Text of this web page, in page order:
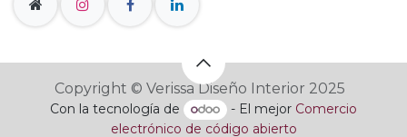
Copyright © Verissa Diseño Interior 2025
Con la tecnología de - El mejor Comercio
electrónico de código abierto